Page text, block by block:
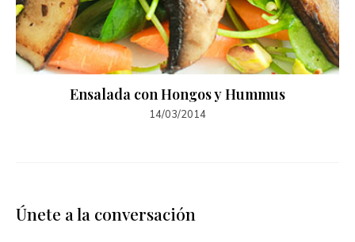
Ensalada con Hongos y Hummus
14/03/2014
Únete a la conversación